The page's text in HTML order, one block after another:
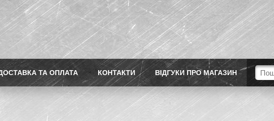
ТА ОПЛАТА КОНТАКТИ ВІДГУКИ ПРО МАГАЗИН